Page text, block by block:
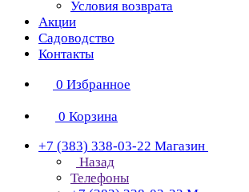
Условия возврата
Акции
Садоводство
Контакты
0 Избранное
0 Корзина
+7 (383) 338-03-22 Магазин
Назад
Телефоны